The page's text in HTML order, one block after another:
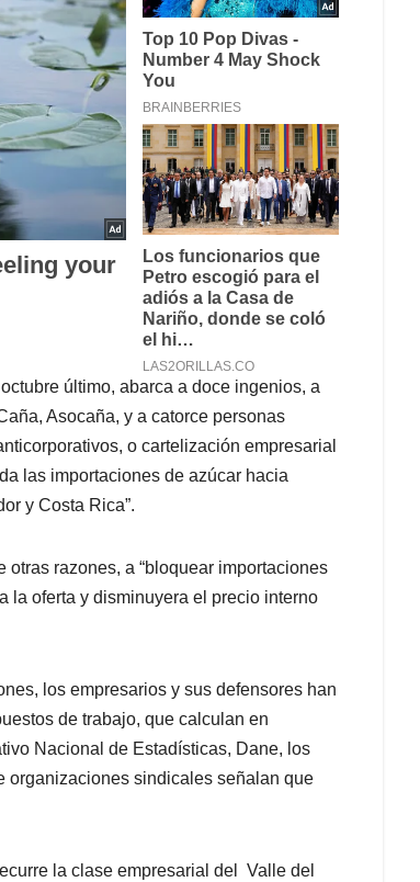
último, abarca a doce ingenios, a
Asocaña, y a catorce personas
o cartelización empresarial
las importaciones de azúcar hacia
y Costa Rica”.
razones, a “bloquear importaciones
la oferta y disminuyera el precio interno
los empresarios y sus defensores han
de trabajo, que calculan en
Nacional de Estadísticas, Dane, los
organizaciones sindicales señalan que
la clase empresarial del Valle del